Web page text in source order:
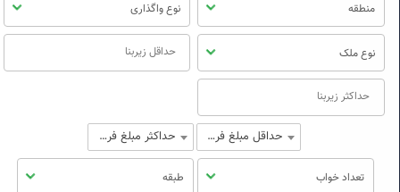
منطقه نوع واگذاری
نوع ملک
حداقل مبلغ فروش حداکثر مبلغ فروش
تعداد خواب طبقه